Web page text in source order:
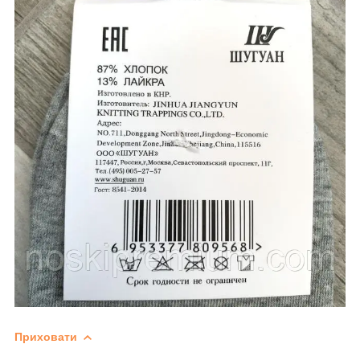
Приховати